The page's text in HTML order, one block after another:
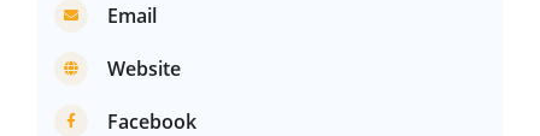
Email
Website
Facebook